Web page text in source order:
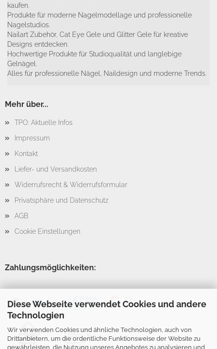
Diese Webseite verwendet Cookies und andere
Technologien
Wir verwenden Cookies und ähnliche Technologien, auch von
Drittanbietern, um die ordentliche Funktionsweise der Website zu
gewährleisten, die Nutzung unseres Angebotes zu analysieren und
kaufen.
Produkte für moderne Nagelmodellage und professionelle
Nagelstudios.
Nailart Zubehör, Cat Eye Gele und Glitter Gele für kreative
Designs entdecken.
Hochwertige Produkte für Studioqualität und langlebige
Gelnägel.
Alles für professionelle Nägel, Naildesign und moderne Trends.
Mehr über...
TPO: Aktuelle Infos
Impressum
Kontakt
Liefer- und Versandkosten
Widerrufsrecht & Widerrufsformular
Privatsphäre und Datenschutz
AGB
Cookie Einstellungen
Zahlungsmöglichkeiten: